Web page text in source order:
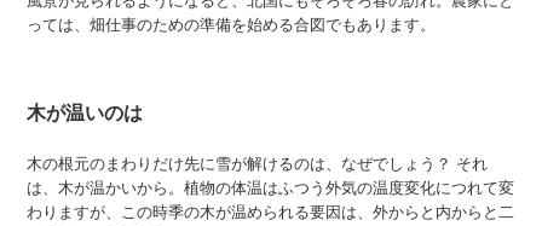
っては、畑仕事のための準備を始める合図でもあります。
木が温いのは
木の根元のまわりだけ先に雪が解けるのは、なぜでしょう？ それ
は、木が温かいから。植物の体温はふつう外気の温度変化につれて変
わりますが、この時季の木が温められる要因は、外からと内からと二